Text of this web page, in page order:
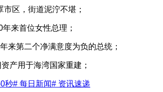
市区，街道泥泞不堪；
来首位女性总理；
来第二个净满意度为负的总统；
产用于海湾国家重建；
秒# 每日新闻# 资讯速递